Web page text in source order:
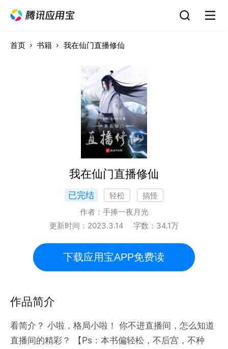
首页 书籍 我在仙门直播修仙
我在仙门直播修仙
已完结 轻松
搞怪
作者： 手捧一夜月光
更新时间： 2023.3.14 字数： 34.1万
下载应用宝APP免费读
作品简介
看简介？ 小啦，格局小啦！ 你不进直播间，怎么知道
直播间的精彩？ 【Ps：本书偏轻松，不后宫，不种